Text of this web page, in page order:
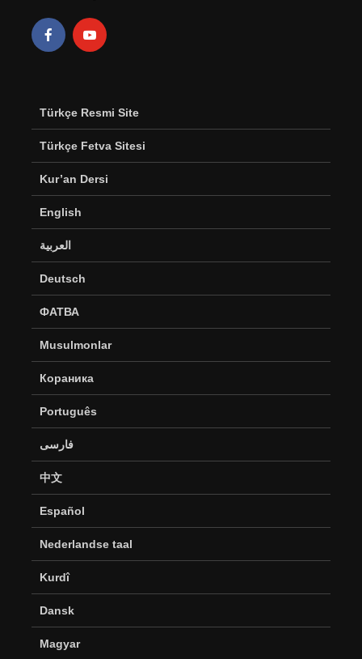
Türkçe Resmi Site
Türkçe Fetva Sitesi
Kur’an Dersi
English
العربية
Deutsch
ФАТВА
Musulmonlar
Кораника
Português
فارسی
中文
Español
Nederlandse taal
Kurdî
Dansk
Magyar